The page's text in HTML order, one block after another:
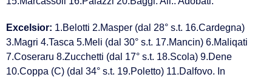
Excelsior: 1.Belotti 2.Masper (dal 28° s.t. 16.Cardegna)
3.Magri 4.Tasca 5.Meli (dal 30° s.t. 17.Mancin) 6.Maliqati
7.Coseraru 8.Zucchetti (dal 17° s.t. 18.Scola) 9.Dene
10.Coppa (C) (dal 34° s.t. 19.Poletto) 11.Dalfovo. In